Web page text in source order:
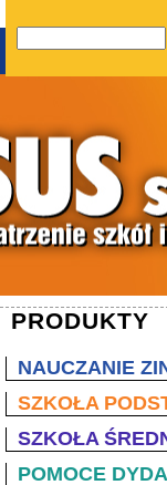
PRODUKTY
NAUCZANIE
SZKOŁA
SZKOŁA
POMOCE